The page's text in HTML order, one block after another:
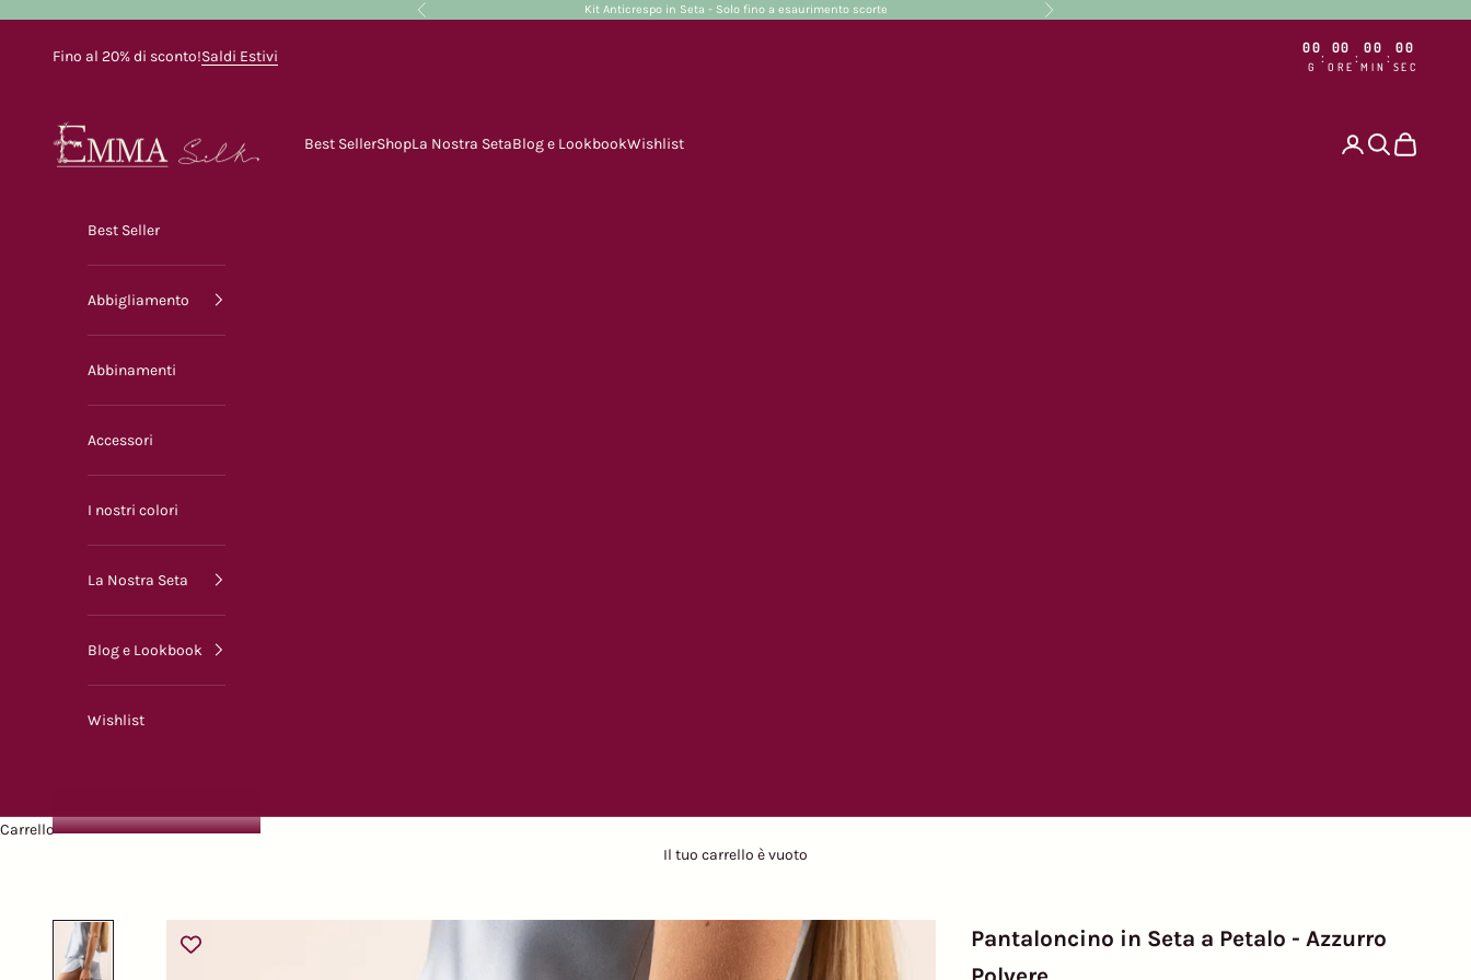
Precedente Kit Anticrespo in Seta - Solo fino a esaurimento scorte Successivo
Fino al 20% di sconto!Saldi Estivi 00
G
: 00
ORE
: 00
MIN
: 00
SEC
Emma Silk
Best SellerShopLa Nostra SetaBlog e LookbookWishlist CercaCarrello
Best Seller
Abbigliamento
Abbinamenti
Accessori
I nostri colori
La Nostra Seta
Blog e Lookbook
Wishlist
Carrello
Il tuo carrello è vuoto
Pantaloncino in Seta a Petalo - Azzurro